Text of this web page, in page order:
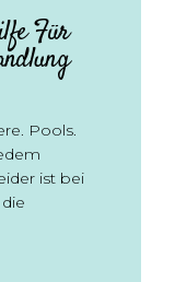
Für
Pools.
ist bei